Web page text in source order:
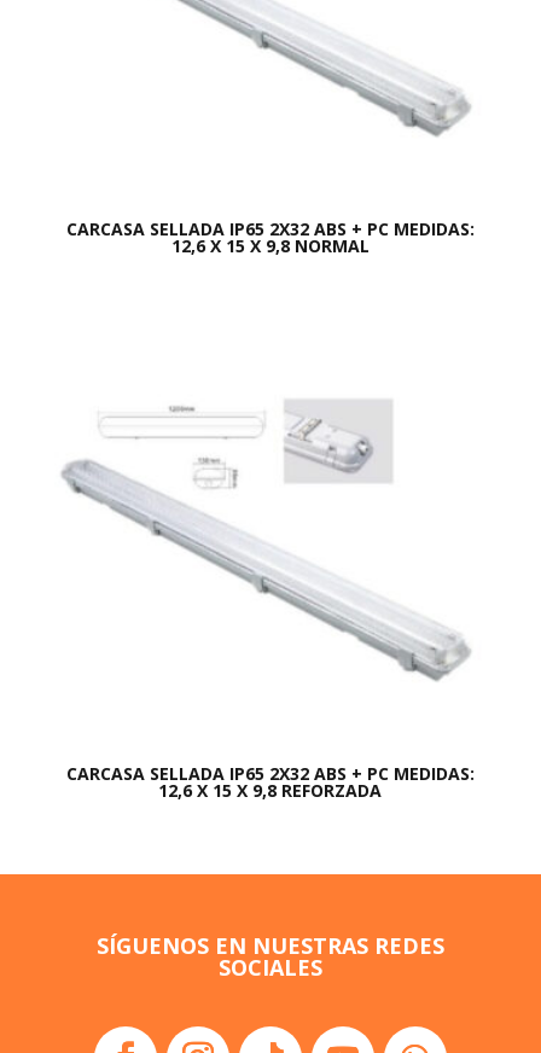
CARCASA SELLADA IP65 2X32 ABS + PC MEDIDAS:
12,6 X 15 X 9,8 NORMAL
CARCASA SELLADA IP65 2X32 ABS + PC MEDIDAS:
12,6 X 15 X 9,8 REFORZADA
SÍGUENOS EN NUESTRAS REDES
SOCIALES